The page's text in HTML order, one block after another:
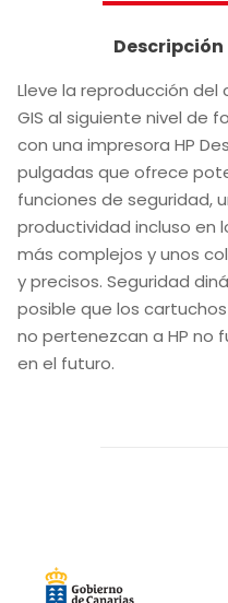
Descripción
Lleve la reproducción del
GIS al siguiente nivel de
con una impresora HP
pulgadas que ofrece
funciones de seguridad,
productividad incluso en
más complejos y unos
y precisos. Seguridad
posible que los
no pertenezcan a HP no
en el futuro.